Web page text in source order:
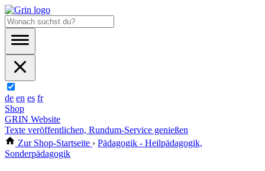
de en es fr
Shop
GRIN Website
Texte veröffentlichen, Rundum-Service genießen
Zur Shop-Startseite › Pädagogik - Heilpädagogik,
Sonderpädagogik